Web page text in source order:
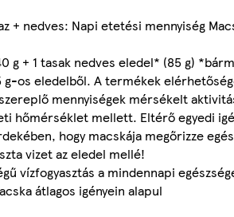
+ nedves: Napi etetési mennyiség
g + 1 tasak nedves eledel* (85 g)
os eledelből. A termékek
mennyiségek mérsékelt
hőmérséklet mellett. Eltérő egyedi
hogy macskája megőrizze
vizet az eledel mellé!
vízfogyasztás a mindennapi
átlagos igényein alapul